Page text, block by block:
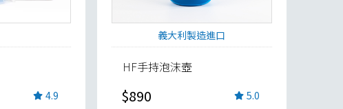
4.9
義大利製造進口
HF手持泡沫壺
$890 5.0